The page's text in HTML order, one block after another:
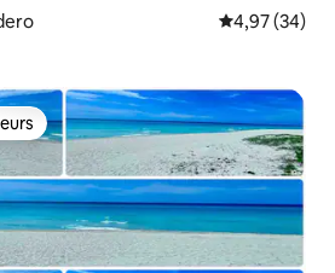
Évaluation
4,97 (34)